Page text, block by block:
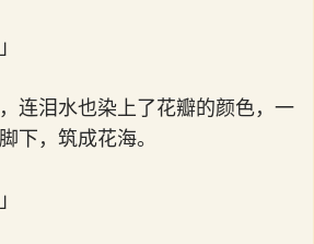
连泪水也染上了花瓣的颜色，一
下，筑成花海。